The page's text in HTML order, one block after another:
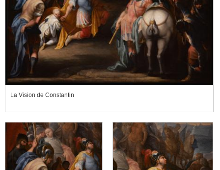
La Vision de Constantin